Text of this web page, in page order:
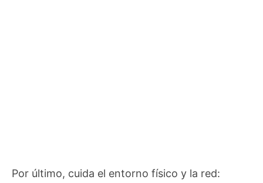
Por último, cuida el entorno físico y la red: